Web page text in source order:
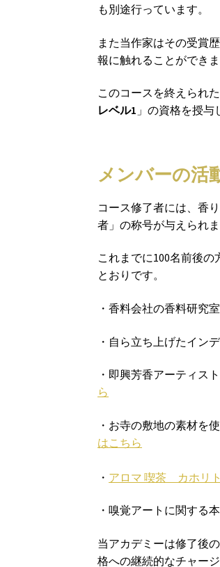
も別途行っています。
また当作家はその受賞
報に触れることができま
このコースを終えられ
レベル1 」の資格を授与
メンバーの活
コース修了者には、香
者」の称号が与えられま
これまでに100名前後
とおりです。
・香料会社の香料研究
・自ら立ち上げたイン
・即興芳香アーティス
ら
・お寺の敷地の素材を
はこちら
・ アロマ 喫茶 カホリト
・嗅覚アートに関する
当アカデミーは修了後
格への継続的なチャー